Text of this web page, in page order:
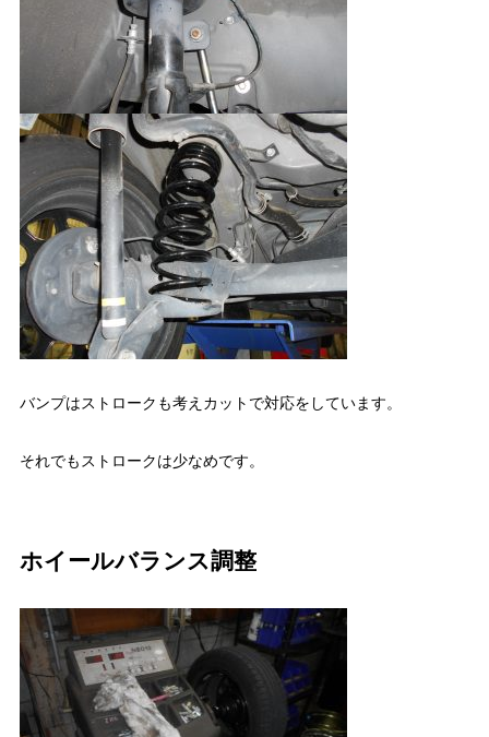
バンプはストロークも考えカットで対応をしています。
それでもストロークは少なめです。
ホイールバランス調整